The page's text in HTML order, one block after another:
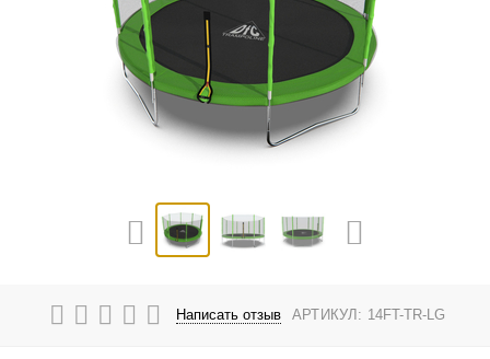
Написать отзыв АРТИКУЛ: 14FT-TR-LG